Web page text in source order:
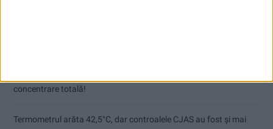
concentrare totală!
Termometrul arăta 42,5°C, dar controalele CJAS au fost și mai